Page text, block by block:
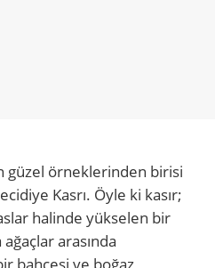
güzel örneklerinden birisi
Kasrı. Öyle ki kasır;
halinde yükselen bir
arasında